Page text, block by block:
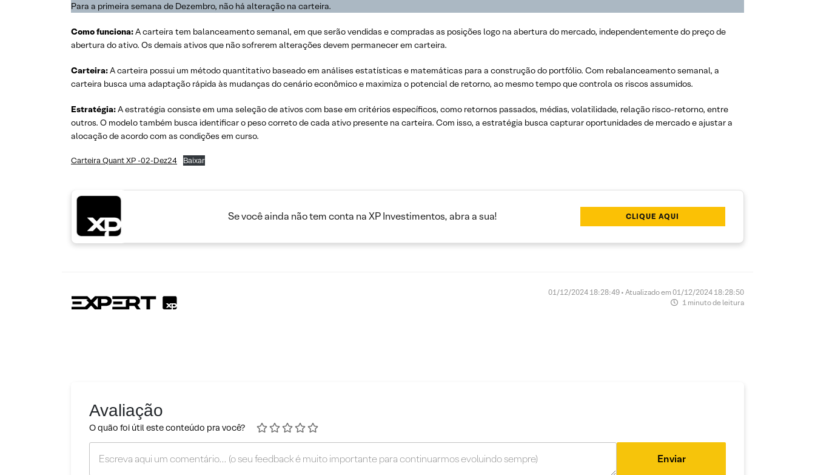
Para a primeira semana de Dezembro, não há alteração na carteira.
Como funciona:A carteira tem balanceamento semanal, em que serão vendidas e compradas as posições logo na abertura do mercado, independentemente do preço de
abertura do ativo. Os demais ativos que não sofrerem alterações devem permanecer em carteira.
Carteira:A carteira possui um método quantitativo baseado em análises estatísticas e matemáticas para a construção do portfólio. Com rebalanceamento semanal, a
carteira busca uma adaptação rápida às mudanças do cenário econômico e maximiza o potencial de retorno, ao mesmo tempo que controla os riscos assumidos.
Estratégia:A estratégia consiste em uma seleção de ativos com base em critérios específicos, como retornos passados, médias, volatilidade, relação risco-retorno, entre
outros. O modelo também busca identificar o peso correto de cada ativo presente na carteira. Com isso, a estratégia busca capturar oportunidades de mercado e ajustar a
alocação de acordo com as condições em curso.
Carteira Quant XP -02-Dez24 Baixar
Se você ainda não tem conta na XP Investimentos, abra a sua! CLIQUE AQUI
01/12/2024 18:28:49 • Atualizado em 01/12/2024 18:28:50
1 minuto de leitura
Avaliação
O quão foi útil este conteúdo pra você?
Enviar